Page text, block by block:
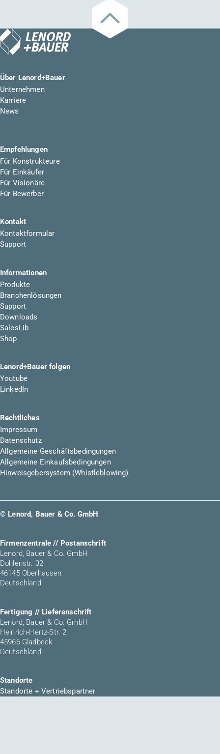
Über Lenord+Bauer
Unternehmen
Karriere
News
Empfehlungen
Für Konstrukteure
Für Einkäufer
Für Visionäre
Für Bewerber
Kontakt
Kontaktformular
Support
Informationen
Produkte
Branchenlösungen
Support
Downloads
SalesLib
Shop
Lenord+Bauer folgen
Youtube
LinkedIn
Rechtliches
Impressum
Datenschutz
Allgemeine Geschäftsbedingungen
Allgemeine Einkaufsbedingungen
Hinweisgebersystem (Whistleblowing)
© Lenord, Bauer & Co. GmbH
Firmenzentrale // Postanschrift
Lenord, Bauer & Co. GmbH
Dohlenstr. 32
46145 Oberhausen
Deutschland
Fertigung // Lieferanschrift
Lenord, Bauer & Co. GmbH
Heinrich-Hertz-Str. 2
45966 Gladbeck
Deutschland
Standorte
Standorte + Vertriebspartner